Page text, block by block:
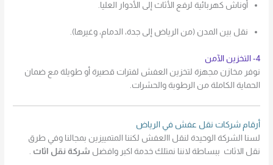
أوناش كهربائية لرفع الأثاث إلى الأدوار العليا.
نقل بين المدن (من الرياض إلى جدة، الدمام، وغيرها).
4- التخزين الآمن
نوفر مخازن مجهزة لتخزين العفش لفترات قصيرة أو طويلة مع ضمان
الحماية الكاملة من الرطوبة والحشرات.
أرقام شركات نقل عفش في الرياض
لسنا الشركة الوحيدة لنقل االعفش لكننا المتمييزين بمجالنا وفي طرق
نقل الاثاث ببساطة لاننا نمتلك خدمة اكبر وافضل شركة نقل اثاث .